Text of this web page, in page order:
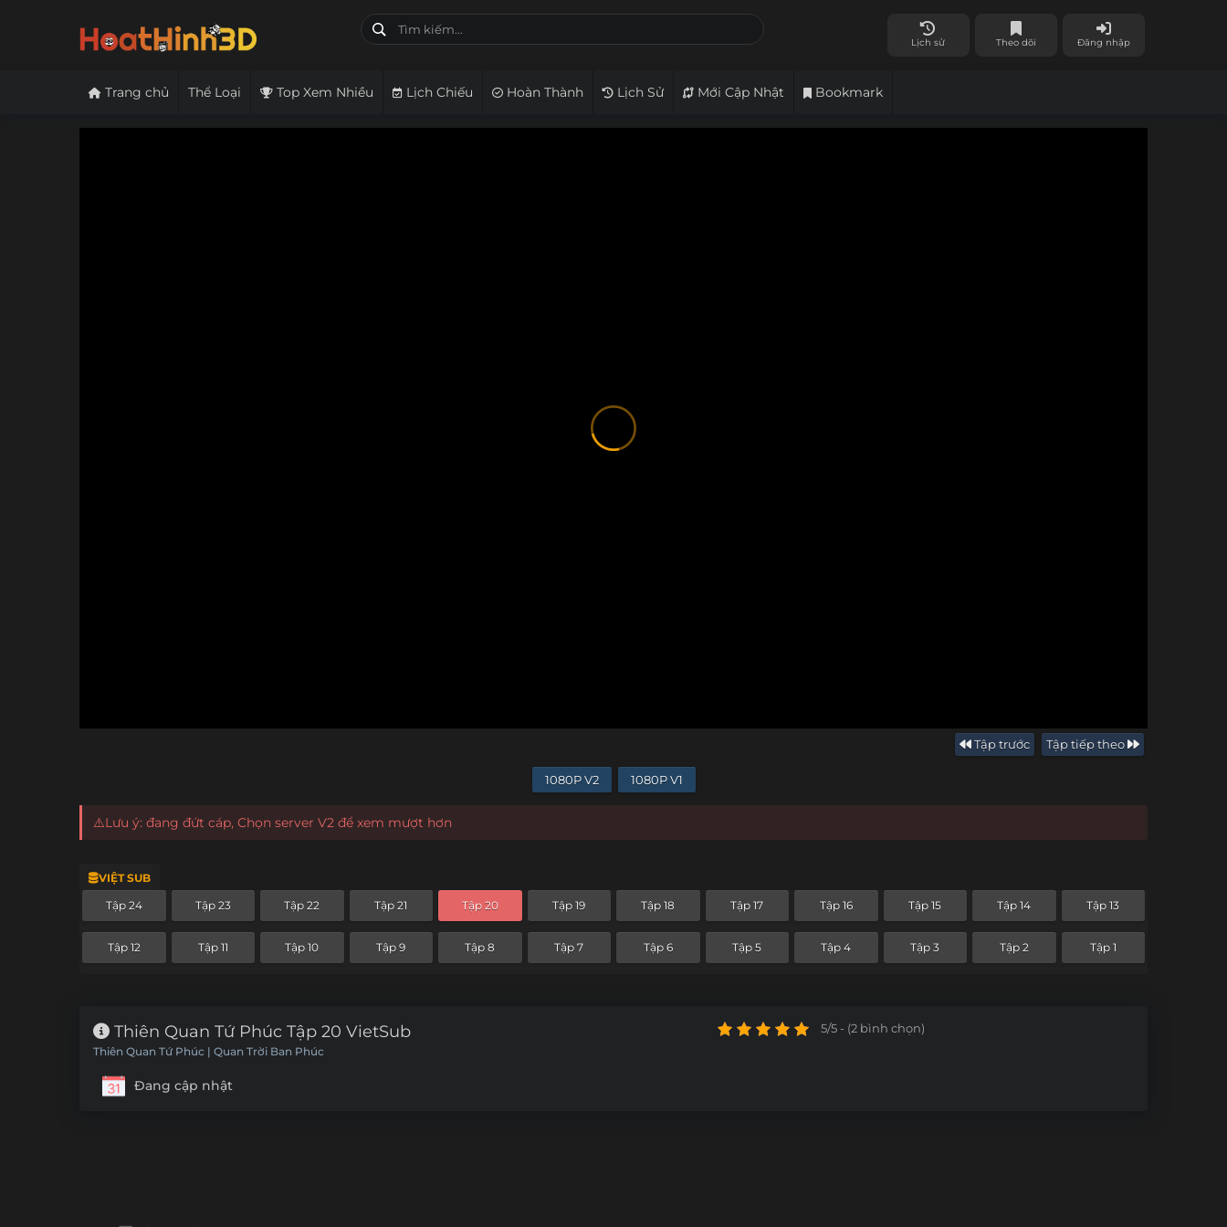
Lịch sử Theo dõi Đăng nhập
Trang chủ Thể Loại Top Xem Nhiều Lịch Chiếu Hoàn Thành Lịch Sử Mới Cập Nhật Bookmark
Tập trước Tập tiếp theo
1080P V2 1080P V1
⚠️Lưu ý: đang đứt cáp, Chọn server V2 để xem mượt hơn
VIỆT SUB
Tập 24 Tập 23 Tập 22 Tập 21 Tập 20 Tập 19 Tập 18 Tập 17 Tập 16 Tập 15 Tập 14 Tập 13
Tập 12 Tập 11 Tập 10 Tập 9 Tập 8 Tập 7 Tập 6 Tập 5 Tập 4 Tập 3 Tập 2 Tập 1
Thiên Quan Tứ Phúc Tập 20 VietSub
Thiên Quan Tứ Phúc | Quan Trời Ban Phúc
Đang cập nhật
5/5 - (2 bình chọn)